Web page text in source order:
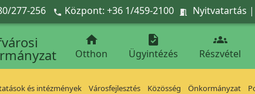
277-256  Központ: +36 1/459-2100  Nyitvatartás |

Otthon

Ügyintézés

Részvétel
és intézmények Városfejlesztés Közösség Önkormányzat